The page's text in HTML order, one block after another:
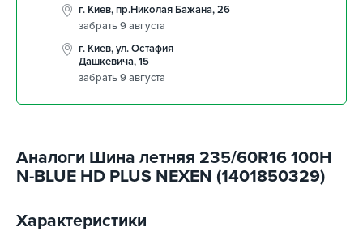
г. Киев, пр.Николая Бажана, 26
забрать 9 августа
г. Киев, ул. Остафия
Дашкевича, 15
забрать 9 августа
Аналоги Шина летняя 235/60R16 100H
N-BLUE HD PLUS NEXEN (1401850329)
Характеристики